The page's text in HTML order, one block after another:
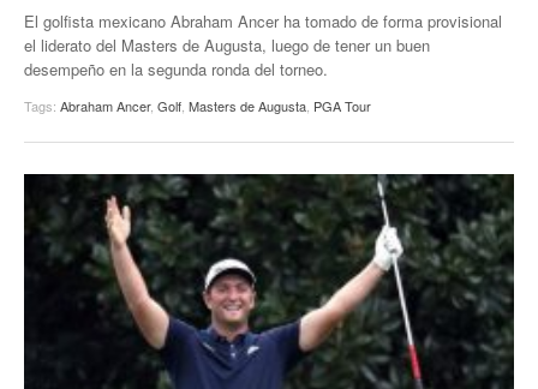
El golfista mexicano Abraham Ancer ha tomado de forma provisional
el liderato del Masters de Augusta, luego de tener un buen
desempeño en la segunda ronda del torneo.
Tags: Abraham Ancer, Golf Masters de Augusta PGA Tour